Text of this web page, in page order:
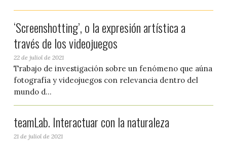
‘Screenshotting’, o la expresión artística a
través de los videojuegos
22 de juliol de 2021
Trabajo de investigación sobre un fenómeno que aúna
fotografía y videojuegos con relevancia dentro del
mundo d...
teamLab. Interactuar con la naturaleza
21 de juliol de 2021